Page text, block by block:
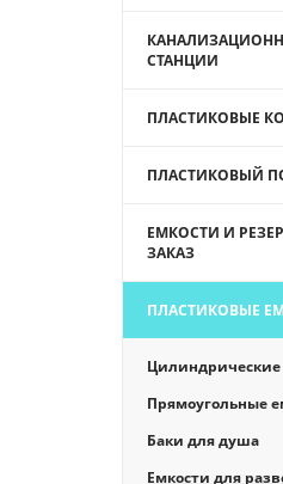
СТАНЦИИ
ПЛАСТИКОВЫЕ
ПЛАСТИКОВЫЙ
ЕМКОСТИ И
ЗАКАЗ
ПЛАСТИКОВЫЕ
Цилиндрические
Прямоугольные
Баки для душа
Емкости для